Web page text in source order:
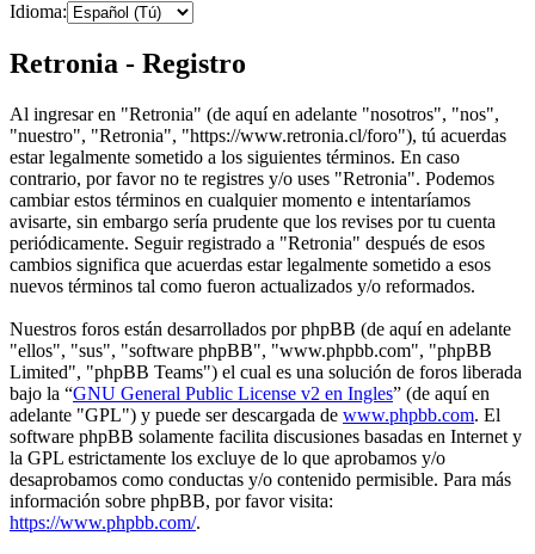
Idioma:
Retronia - Registro
Al ingresar en "Retronia" (de aquí en adelante "nosotros", "nos",
"nuestro", "Retronia", "https://www.retronia.cl/foro"), tú acuerdas
estar legalmente sometido a los siguientes términos. En caso
contrario, por favor no te registres y/o uses "Retronia". Podemos
cambiar estos términos en cualquier momento e intentaríamos
avisarte, sin embargo sería prudente que los revises por tu cuenta
periódicamente. Seguir registrado a "Retronia" después de esos
cambios significa que acuerdas estar legalmente sometido a esos
nuevos términos tal como fueron actualizados y/o reformados.
Nuestros foros están desarrollados por phpBB (de aquí en adelante
"ellos", "sus", "software phpBB", "www.phpbb.com", "phpBB
Limited", "phpBB Teams") el cual es una solución de foros liberada
bajo la “GNU General Public License v2 en Ingles” (de aquí en
adelante "GPL") y puede ser descargada de www.phpbb.com. El
software phpBB solamente facilita discusiones basadas en Internet y
la GPL estrictamente los excluye de lo que aprobamos y/o
desaprobamos como conductas y/o contenido permisible. Para más
información sobre phpBB, por favor visita:
https://www.phpbb.com/.